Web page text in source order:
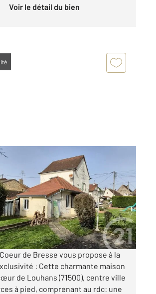
Voir le détail du bien
71
vendre
€
dédié
de Bresse vous propose à la
: Cette charmante maison
de Louhans (71500), centre ville
à pied, comprenant au rdc: une